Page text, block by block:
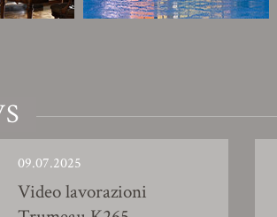
09.07.2025
Video lavorazioni